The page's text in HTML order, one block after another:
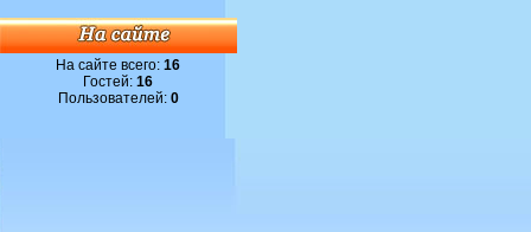
На сайте всего:16
Гостей:16
Пользователей: 0